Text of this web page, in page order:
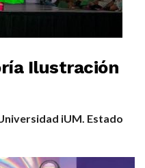
Ilustración
iUM. Estado